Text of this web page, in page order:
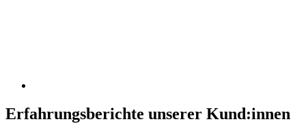
Erfahrungsberichte unserer Kund:innen